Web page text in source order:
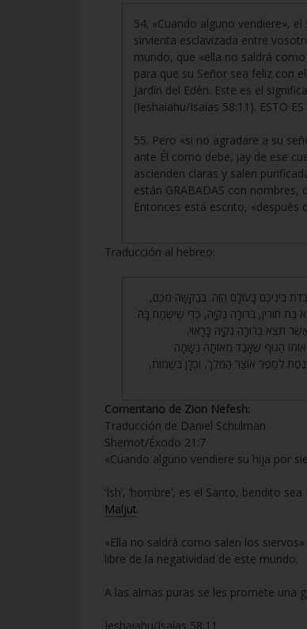
54. «Cuando alguno vendiere»,
sirvienta esclavizada entre
mundo, que «ella no saldrá
para que su Señor sea feliz con
Jardín del Edén. Este es el
(Ieshaiahu/Isaías 58:11). ESTO
55. Pero «si no agradare a su
ante Él como debe, ¡ay de ese
ascienden claras y salen
están GRABADAS con nombres,
Entonces está escrito, «después
Traducción al hebreo:
בֵּינֵיכֶם בָּעוֹלָם הַזֶּה. בְּבַקָּשָׁה מִכֶּם,
חוֹרִין, בְּרוּרָה נְקִיָּה, כְּדֵי שֶׁיִּשְׂמַח בָּהּ
תֵּצֵא בְּרוּרָה נְקִיָּה כָּרָאוּי.
לְאוֹתוֹ הַגּוּף שֶׁאָבַד מֵאוֹתָהּ נְשָׁמָה
לְסֵפֶר אוֹצַר הַמֶּלֶךְ, וְכֻלָּן בְּשֵׁמוֹת,
Comentario de Zion Nefesh:
Traducción de Daniel Schulman
Shemot/Éxodo 21:7
«Cuando alguno vendiere su hija por
‘Ish’, ‘hombre’, es el Santo, bendito sea
Maljut.
«Ella no saldrá como salen los
libre de la negatividad de este mundo.
A las almas puras se les promete una
Ieshaiahu/Isaías 58:11